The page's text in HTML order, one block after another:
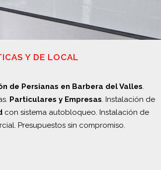
Y DE LOCAL
de Persianas en Barbera del Valles.
Particulares y Empresas. Instalación de
con sistema autobloqueo. Instalación de
Presupuestos sin compromiso.